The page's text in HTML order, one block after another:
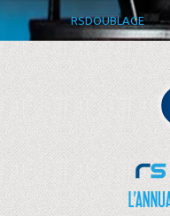
RSDOUBLAGE